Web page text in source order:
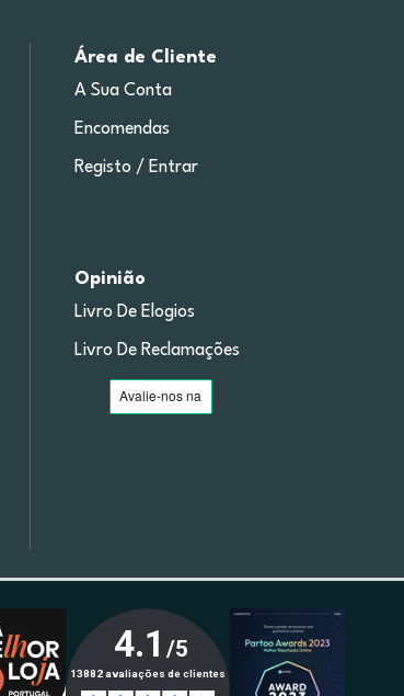
Área de Cliente
A Sua Conta
Encomendas
Registo / Entrar
Opinião
Livro De Elogios
Livro De Reclamações